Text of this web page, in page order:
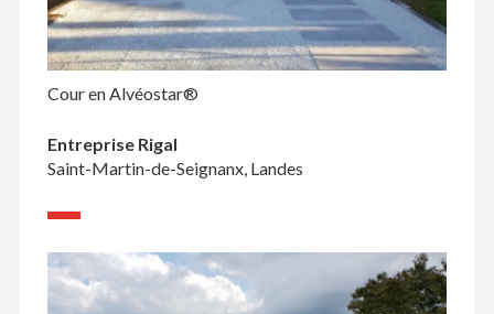
Cour en Alvéostar®
Entreprise Rigal
Saint-Martin-de-Seignanx, Landes